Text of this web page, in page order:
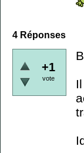
4 Réponses
+1
vote